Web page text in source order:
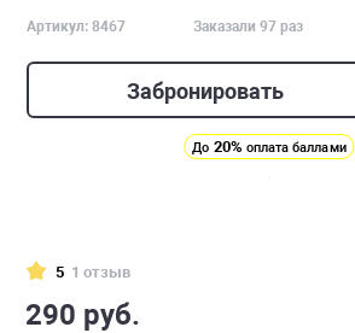
Артикул: 8467 Заказали 97 раз
Забронировать
До 20% оплата баллами
5 1 отзыв
290 руб.